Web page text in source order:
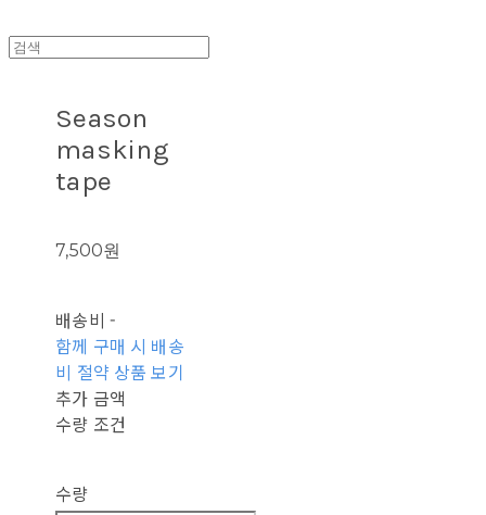
Season
masking
tape
7,500원
배송비 -
함께 구매 시 배송
비 절약 상품 보기
추가 금액
수량 조건
수량